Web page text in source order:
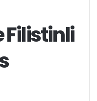
Filistinli